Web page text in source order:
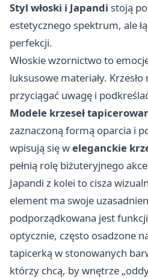
Styl włoski i Japandi stoją
estetycznego spektrum, ale
perfekcji.
Włoskie wzornictwo to
luksusowe materiały.
przyciągać uwagę i
Modele krzeseł
zaznaczoną formą oparcia i
wpisują się weleganckie
pełnią rolę biżuteryjnego
Japandi z kolei to cisza
element ma swoje
podporządkowana jest
optycznie, często osadzone
tapicerką w stonowanych
którzy chcą, by wnętrze